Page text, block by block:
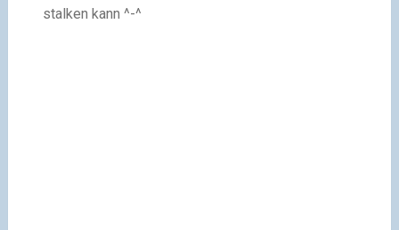
stalken kann ^-^